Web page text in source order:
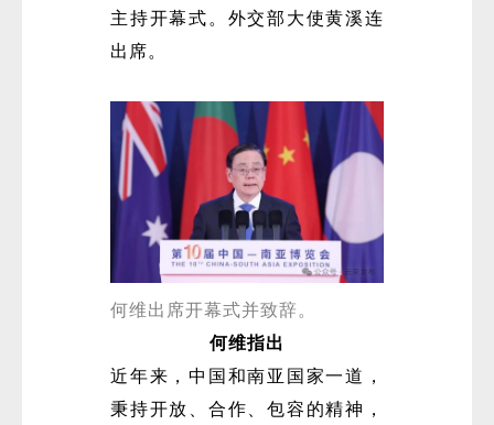
主持开幕式。外交部大使黄溪连
出席。
何维出席开幕式并致辞。
何维指出
近年来，中国和南亚国家一道，
秉持开放、合作、包容的精神，